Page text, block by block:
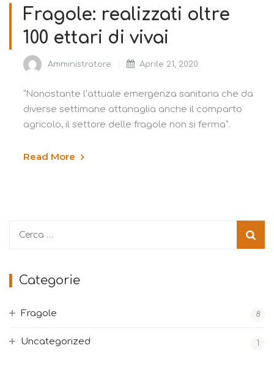
Fragole: realizzati oltre
100 ettari di vivai
Amministratore Aprile 21, 2020
“Nonostante l’attuale emergenza sanitaria che da
diverse settimane attanaglia anche il comparto
agricolo, il settore delle fragole non si ferma”.
Read More
e
r
Categorie
Fragole 8
Uncategorized 1